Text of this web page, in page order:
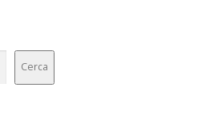
Cerca